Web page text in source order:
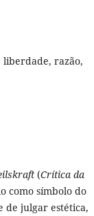
razão,
(Crítica da
como símbolo do
de julgar estética,